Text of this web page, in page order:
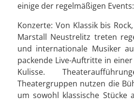
einige der regelmäßigen Events:
Konzerte: Von Klassik bis
Marstall Neustrelitz treten
und internationale Musiker
packende Live-Auftritte in
Kulisse.
Theatergruppen nutzen die
um sowohl klassische Stücke